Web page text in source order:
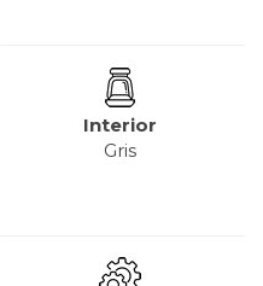
Interior
Gris